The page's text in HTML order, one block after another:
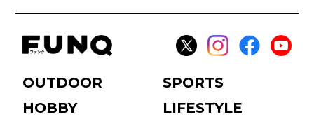
OUTDOOR
SPORTS
HOBBY
LIFESTYLE